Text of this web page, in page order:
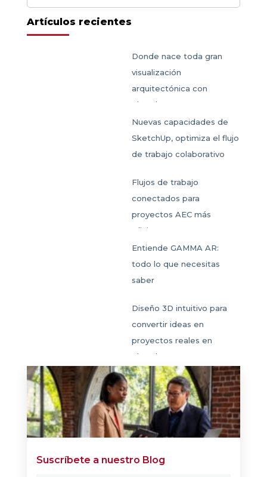
Artículos recientes
Donde nace toda gran
visualización
arquitectónica con
SketchUp
Nuevas capacidades de
SketchUp, optimiza el flujo
de trabajo colaborativo
Flujos de trabajo
conectados para
proyectos AEC más
eficientes
Entiende GAMMA AR:
todo lo que necesitas
saber
Diseño 3D intuitivo para
convertir ideas en
proyectos reales en
SketchUp
Suscríbete a nuestro Blog